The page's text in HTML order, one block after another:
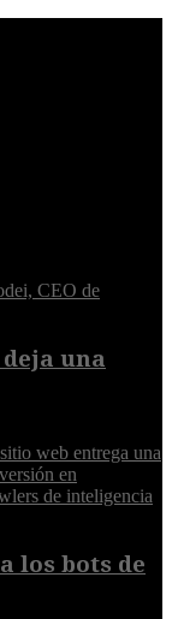
una
los bots de